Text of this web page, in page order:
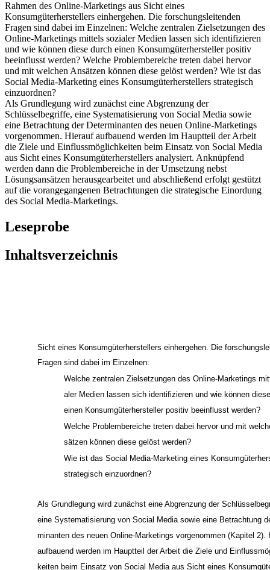
Die vorliegende Arbeit untersucht die Chancen und
Herausforderungen, die mit dem Einsatz sozialer Medien im
Rahmen des Online-Marketings aus Sicht eines
Konsumgüterherstellers einhergehen. Die forschungsleitenden
Fragen sind dabei im Einzelnen: Welche zentralen Zielsetzungen des
Online-Marketings mittels sozialer Medien lassen sich identifizieren
und wie können diese durch einen Konsumgüterhersteller positiv
beeinflusst werden? Welche Problembereiche treten dabei hervor
und mit welchen Ansätzen können diese gelöst werden? Wie ist das
Social Media-Marketing eines Konsumgüterherstellers strategisch
einzuordnen?
Als Grundlegung wird zunächst eine Abgrenzung der
Schlüsselbegriffe, eine Systematisierung von Social Media sowie
eine Betrachtung der Determinanten des neuen Online-Marketings
vorgenommen. Hierauf aufbauend werden im Hauptteil der Arbeit
die Ziele und Einflussmöglichkeiten beim Einsatz von Social Media
aus Sicht eines Konsumgüterherstellers analysiert. Anknüpfend
werden dann die Problembereiche in der Umsetzung nebst
Lösungsansätzen herausgearbeitet und abschließend erfolgt gestützt
des Social Media-Marketings.
Leseprobe
Sicht eines Konsumgüterherstellers einhergehen. Die
Fragen sind dabei im Einzelnen:
aler Medien lassen sich identifizieren und wie können
einen Konsumgüterhersteller positiv beeinflusst werden?
Welche Problembereiche treten dabei hervor und mit
sätzen können diese gelöst werden?
Wie ist das Social Media-Marketing eines
Als Grundlegung wird zunächst eine Abgrenzung der
eine Systematisierung von Social Media sowie eine Betrachtung
minanten des neuen Online-Marketings vorgenommen (Kapitel 2).